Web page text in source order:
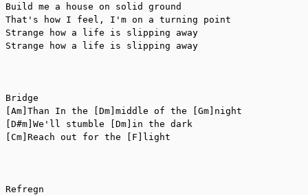
Build me a house on solid ground
That's how I feel, I'm on a turning point
Strange how a life is slipping away
Strange how a life is slipping away
Bridge
[Am]Than In the [Dm]middle of the [Gm]night
[D#m]We'll stumble [Dm]in the dark
[Cm]Reach out for the [F]light
Refregn